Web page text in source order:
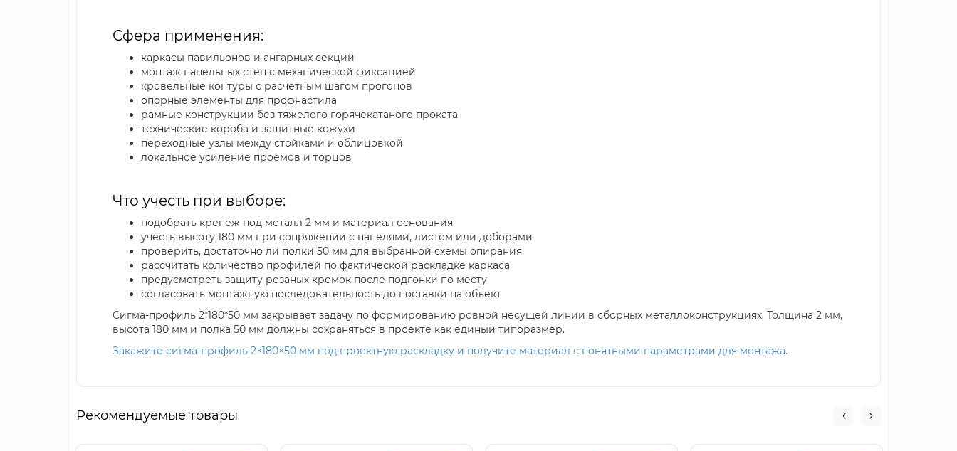
Сфера применения:
каркасы павильонов и ангарных секций
монтаж панельных стен с механической фиксацией
кровельные контуры с расчетным шагом прогонов
опорные элементы для профнастила
рамные конструкции без тяжелого горячекатаного проката
технические короба и защитные кожухи
переходные узлы между стойками и облицовкой
локальное усиление проемов и торцов
Что учесть при выборе:
подобрать крепеж под металл 2 мм и материал основания
учесть высоту 180 мм при сопряжении с панелями, листом или доборами
проверить, достаточно ли полки 50 мм для выбранной схемы опирания
рассчитать количество профилей по фактической раскладке каркаса
предусмотреть защиту резаных кромок после подгонки по месту
согласовать монтажную последовательность до поставки на объект
Сигма-профиль 2*180*50 мм закрывает задачу по формированию ровной несущей линии в сборных металлоконструкциях. Толщина 2 мм,
высота 180 мм и полка 50 мм должны сохраняться в проекте как единый типоразмер.
Закажите сигма-профиль 2×180×50 мм под проектную раскладку и получите материал с понятными параметрами для монтажа.
Рекомендуемые товары